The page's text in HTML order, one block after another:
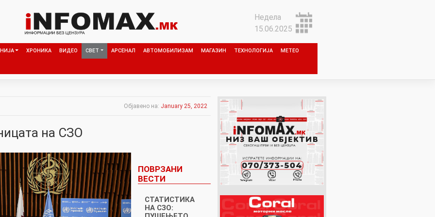
Недела
15.06.2025
ХРОНИКА ВИДЕО СВЕТ АРСЕНАЛ АВТОМОБИЛИЗАМ МАГАЗИН ТЕХНОЛОГИЈА МЕТЕО
Објавено на: January 25, 2022
на СЗО
ПОВРЗАНИ
ВЕСТИ
СТАТИСТИКА
НА СЗО: